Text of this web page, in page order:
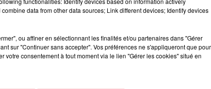
data from other data sources; Link different devices; Identify devices
ou affiner en sélectionnant les finalités et/ou partenaires dans "Gérer
sur "Continuer sans accepter". Vos préférences ne s'appliqueront que pour
votre consentement à tout moment via le lien "Gérer les cookies" situé en